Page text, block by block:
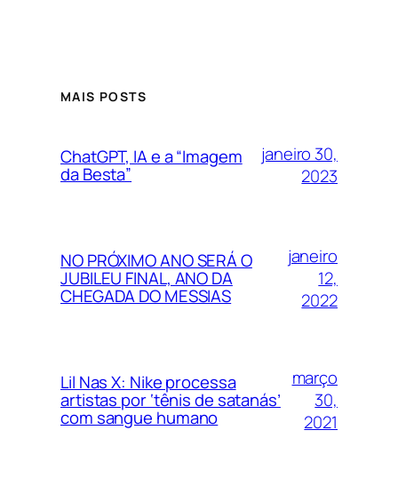
MAIS POSTS
ChatGPT, IA e a “Imagem
da Besta”
janeiro 30,
2023
NO PRÓXIMO ANO SERÁ O
JUBILEU FINAL, ANO DA
CHEGADA DO MESSIAS
janeiro
12,
2022
Lil Nas X: Nike processa
artistas por ‘tênis de satanás’
com sangue humano
março
30,
2021